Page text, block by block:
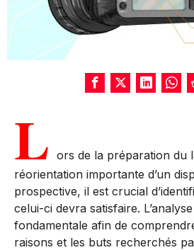
L ors de la préparation du
réorientation importante d’un
prospective, il est crucial
celui-ci devra satisfaire.
fondamentale afin de
raisons et les buts recherchés